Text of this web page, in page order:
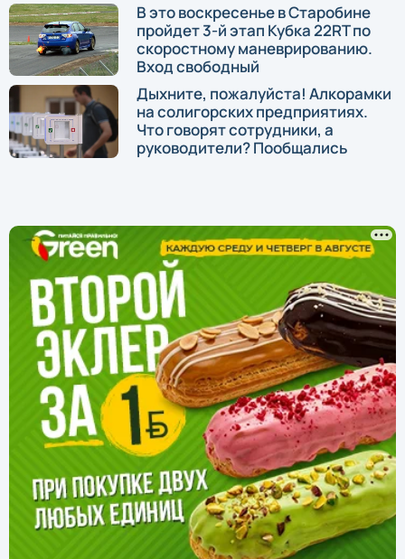
В это воскресенье в Старобине
пройдет 3-й этап Кубка 22RT по
скоростному маневрированию.
Вход свободный
Дыхните, пожалуйста! Алкорамки
на солигорских предприятиях.
Что говорят сотрудники, а
руководители? Пообщались